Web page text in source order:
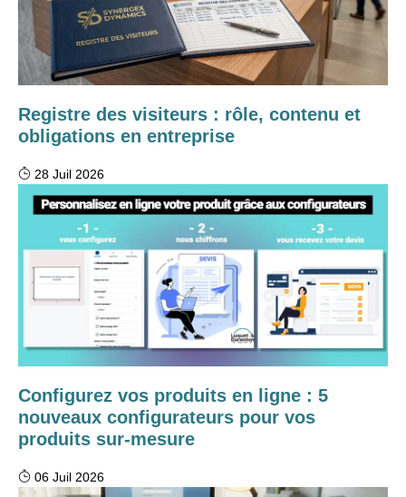
Registre des visiteurs : rôle, contenu et
obligations en entreprise
28 Juil 2026
Configurez vos produits en ligne : 5
nouveaux configurateurs pour vos
produits sur-mesure
06 Juil 2026